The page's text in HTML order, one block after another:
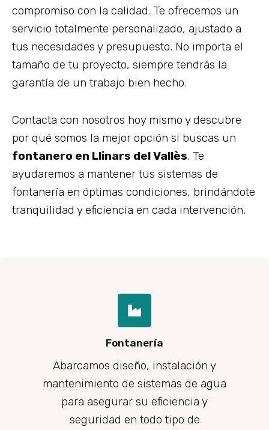
compromiso con la calidad. Te ofrecemos un
servicio totalmente personalizado, ajustado a
tus necesidades y presupuesto. No importa el
tamaño de tu proyecto, siempre tendrás la
garantía de un trabajo bien hecho.
Contacta con nosotros hoy mismo y descubre
por qué somos la mejor opción si buscas un
fontanero en Llinars del Vallès. Te
ayudaremos a mantener tus sistemas de
fontanería en óptimas condiciones, brindándote
tranquilidad y eficiencia en cada intervención.
Fontanería
Abarcamos diseño, instalación y
mantenimiento de sistemas de agua
para asegurar su eficiencia y
seguridad en todo tipo de